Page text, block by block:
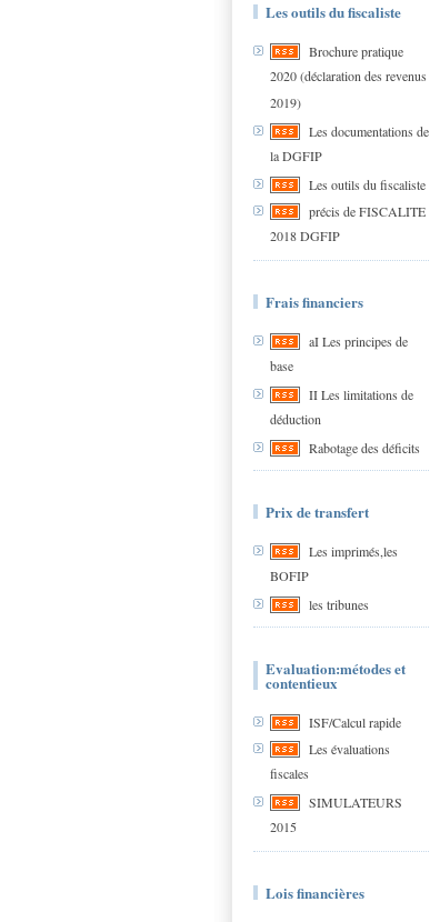
Les outils du fiscaliste
Brochure pratique
2020 (déclaration des revenus
2019)
Les documentations de
la DGFIP
Les outils du fiscaliste
précis de FISCALITE
2018 DGFIP
Frais financiers
aI Les principes de
base
II Les limitations de
déduction
Rabotage des déficits
Prix de transfert
Les imprimés,les
BOFIP
les tribunes
Evaluation:métodes et
contentieux
ISF/Calcul rapide
Les évaluations
fiscales
SIMULATEURS
2015
Lois financières